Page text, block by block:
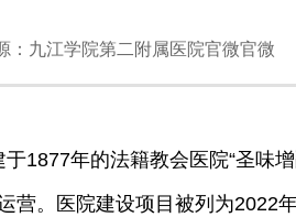
：九江学院第二附属医院官微官微
1877年的法籍教会医院“圣味
。医院建设项目被列为2022